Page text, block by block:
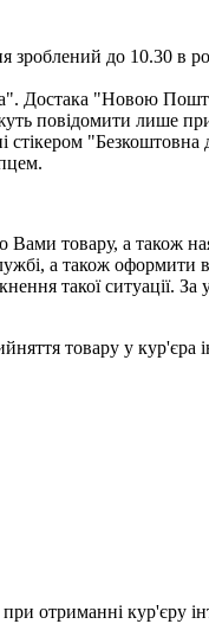
до 10.30 в
Достака "Новою
лише
товару, а також
а також оформити
такої ситуації.
товару у
отриманні кур'єру